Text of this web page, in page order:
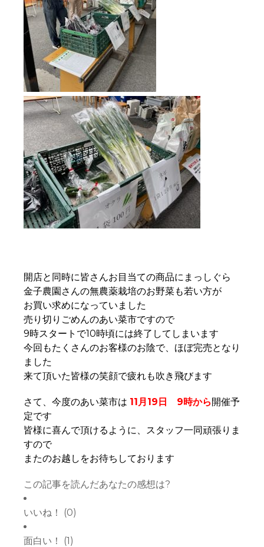
開店と同時に皆さんお目当ての商品にまっしぐら
金子農園さんの無農薬栽培のお野菜も若い方が
お買い求めになっていました
売り切りごめんのあい菜市ですので
9時スタートで10時頃には終了してしまいます
今回もたくさんのお客様のお陰で、ほぼ完売となり
ました
来て頂いた皆様の笑顔で疲れも吹き飛びます
さて、今度のあい菜市は 11月19日 9時から開催予
定です
皆様に喜んで頂けるように、スタッフ一同頑張りま
すので
またのお越しをお待ちしております
この記事を読んだあなたの感想は?
いいね！ (0)
面白い！ (1)